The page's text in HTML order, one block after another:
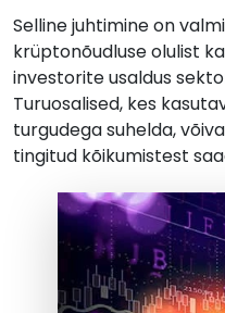
Selline juhtimine on
krüptonõudluse olulist
investorite usaldus
Turuosalised, kes
turgudega suhelda,
tingitud kõikumistest